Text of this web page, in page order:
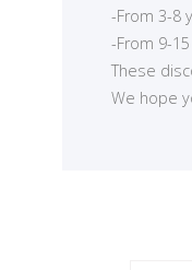
-From 3-8
-From 9-
These
We hope